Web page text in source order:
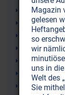
Kirche
katholische
Glauben
Christentum
Magazin
gelesen
so
wir
uns in
Welt des
Sie